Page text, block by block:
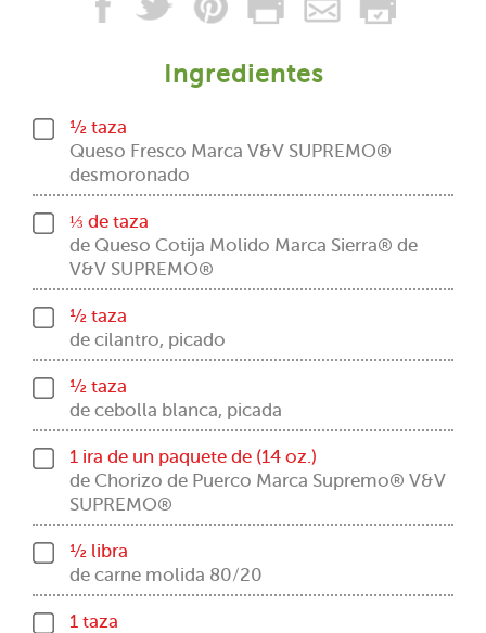
Ingredientes
½ taza
Queso Fresco Marca V&V SUPREMO®
desmoronado
⅓ de taza
de Queso Cotija Molido Marca Sierra® de
V&V SUPREMO®
½ taza
de cilantro, picado
½ taza
de cebolla blanca, picada
1 ira de un paquete de (14 oz.)
de Chorizo de Puerco Marca Supremo® V&V
SUPREMO®
½ libra
de carne molida 80/20
1 taza